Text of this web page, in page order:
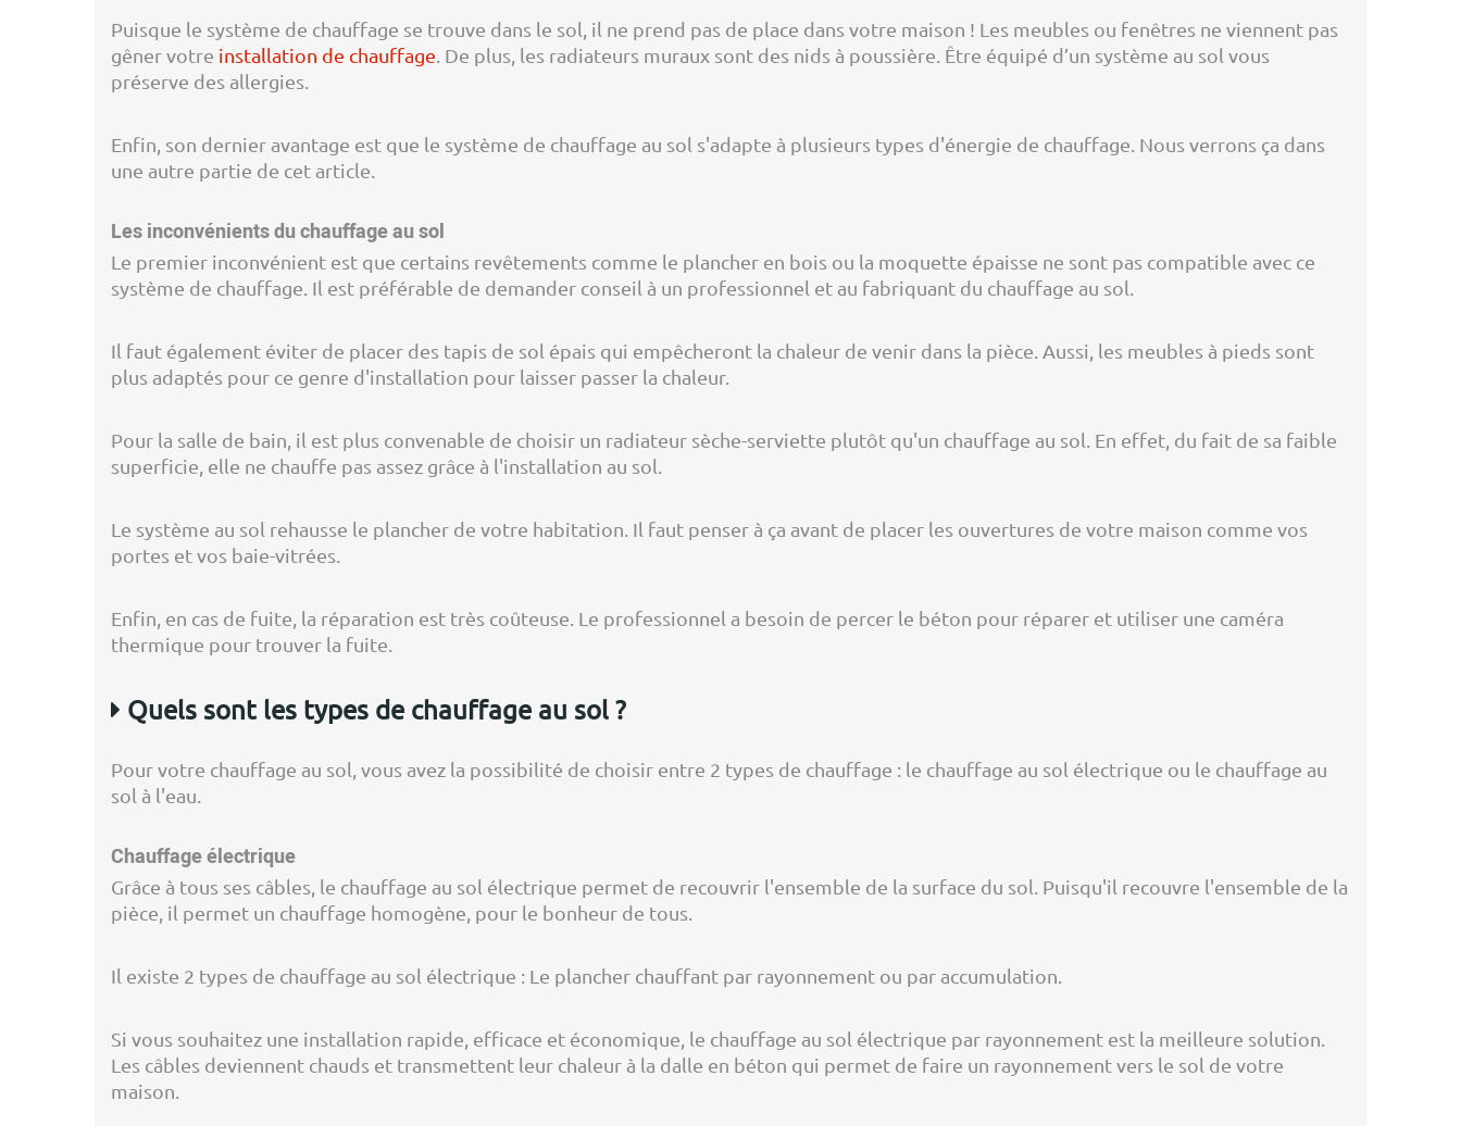
Puisque le système de chauffage se trouve dans le sol, il ne prend pas de place dans votre maison ! Les meubles ou fenêtres ne viennent pas
gêner votre installation de chauffage . De plus, les radiateurs muraux sont des nids à poussière. Être équipé d’un système au sol vous
préserve des allergies.
Enfin, son dernier avantage est que le système de chauffage au sol s'adapte à plusieurs types d'énergie de chauffage. Nous verrons ça dans
une autre partie de cet article.
Les inconvénients du chauffage au sol
Le premier inconvénient est que certains revêtements comme le plancher en bois ou la moquette épaisse ne sont pas compatible avec ce
système de chauffage. Il est préférable de demander conseil à un professionnel et au fabriquant du chauffage au sol.
Il faut également éviter de placer des tapis de sol épais qui empêcheront la chaleur de venir dans la pièce. Aussi, les meubles à pieds sont
plus adaptés pour ce genre d'installation pour laisser passer la chaleur.
Pour la salle de bain, il est plus convenable de choisir un radiateur sèche-serviette plutôt qu'un chauffage au sol. En effet, du fait de sa faible
superficie, elle ne chauffe pas assez grâce à l'installation au sol.
Le système au sol rehausse le plancher de votre habitation. Il faut penser à ça avant de placer les ouvertures de votre maison comme vos
portes et vos baie-vitrées.
Enfin, en cas de fuite, la réparation est très coûteuse. Le professionnel a besoin de percer le béton pour réparer et utiliser une caméra
thermique pour trouver la fuite.
Quels sont les types de chauffage au sol ?
Pour votre chauffage au sol, vous avez la possibilité de choisir entre 2 types de chauffage : le chauffage au sol électrique ou le chauffage au
sol à l'eau.
Chauffage électrique
Grâce à tous ses câbles, le chauffage au sol électrique permet de recouvrir l'ensemble de la surface du sol. Puisqu'il recouvre l'ensemble de la
pièce, il permet un chauffage homogène, pour le bonheur de tous.
Il existe 2 types de chauffage au sol électrique : Le plancher chauffant par rayonnement ou par accumulation.
Si vous souhaitez une installation rapide, efficace et économique, le chauffage au sol électrique par rayonnement est la meilleure solution.
Les câbles deviennent chauds et transmettent leur chaleur à la dalle en béton qui permet de faire un rayonnement vers le sol de votre
maison.